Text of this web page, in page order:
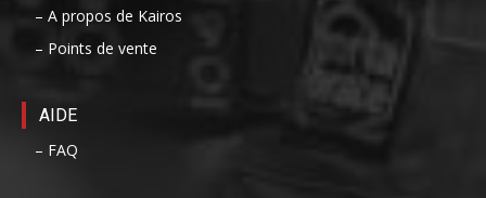
– A propos de Kairos
– Points de vente
AIDE
– FAQ